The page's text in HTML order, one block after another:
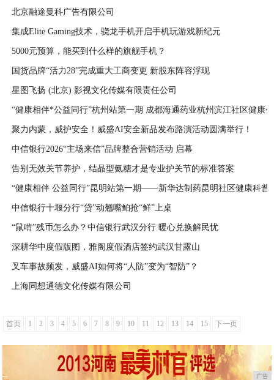
北京融途曼科广告有限公司
2026-08-06
集成Elite Gaming技术，骁龙手机开启手机玩游戏新纪元
5000元预算，能买到什么样的旗舰手机？
2026-08-05
国货品牌“活力28”完成重大工商变更 新股东阵容浮现
星图飞扬 (北京) 影视文化传媒有限责任公司
2026-08-01
“健康相伴*公益同行”杭州站第一期 成都海通药业杭州滨江社区健康
2026-07-30
聚力内蒙，威护安全！威盛AI安全新品发布路演活动圆满举行！
中信银行2026“主场来信”品牌整合营销活动 启幕
2026-07-28
告别无效关节养护，结晶型氨糖才是专业护关节的标准答案
2026-07-27
“健康相伴 公益同行”昆明站第一期——新华达制药昆明社区健康科普
中信银行十堰分行“贷”动翘嘴鲌抢“鲜”上桌
2026-07-27
“鼠啃”残币怎么办？中信银行武汉分行 暖心兑换解民忧
2026-07-27
深耕华中度假版图，雅阁度假酒店签约武汉甘露山
2026-07-23
叉车事故频发，威盛AI如何将“人防”变为“智防”？
上海同想通德文化传媒有限公司
首页 1 2 3 4 5 6 7 8 9 10 11 12 13 14 15 下一页
广告